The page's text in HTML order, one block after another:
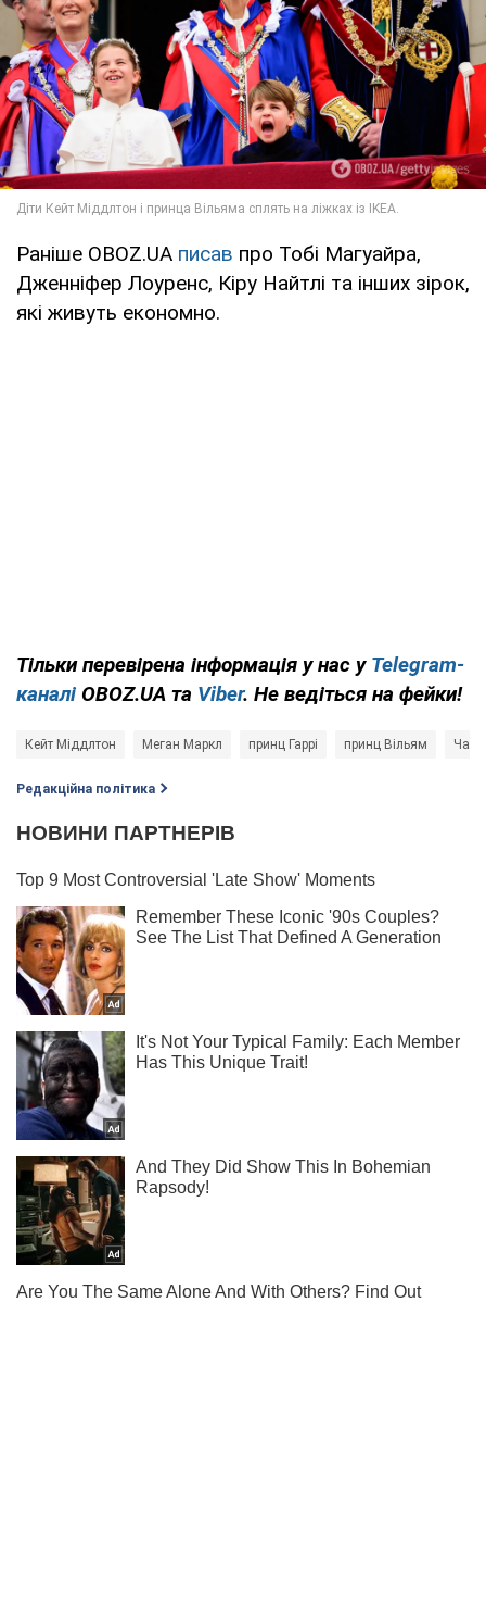
Раніше OBOZ.UA писав про Тобі Магуайра,
Дженніфер Лоуренс, Кіру Найтлі та інших зірок,
які живуть економно.
Тільки перевірена інформація у нас у Telegram-
каналі OBOZ.UA та Viber. Не ведіться на фейки!
Кейт Міддлтон Меган Маркл принц Гаррі принц Вільям
Редакційна політика